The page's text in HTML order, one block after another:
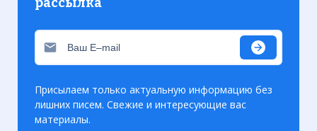
Присылаем только актуальную информацию без
лишних писем. Свежие и интересующие вас
материалы.